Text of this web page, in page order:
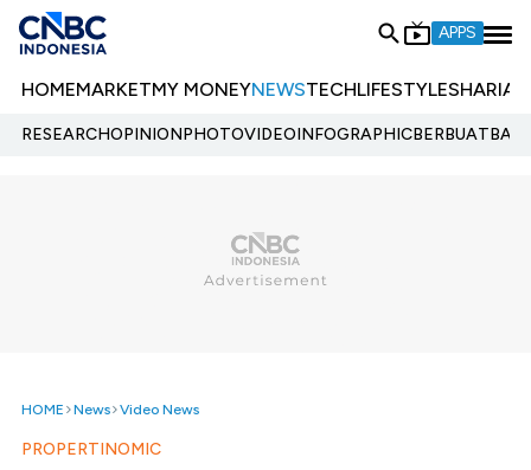
APPS
HOMEMARKETMY MONEYNEWSTECHLIFESTYLESHARIA
RESEARCHOPINIONPHOTOVIDEOINFOGRAPHIC
HOME News Video News
PROPERTINOMIC